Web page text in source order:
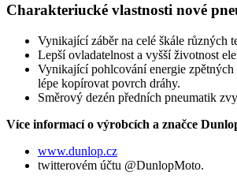
Charakteriucké vlastnosti nové
Vynikající záběr na celé škále různých
Lepší ovladatelnost a vyšší životnost
Vynikající pohlcování energie
lépe kopírovat povrch dráhy.
Směrový dezén předních pneumatik
Více informací o výrobcích a značce
www.dunlop.cz
twitterovém účtu @DunlopMoto.